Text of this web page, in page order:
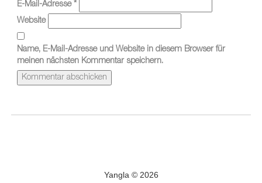
E-Mail-Adresse *
Website
Name, E-Mail-Adresse und Website in diesem Browser für
meinen nächsten Kommentar speichern.
Yangla © 2026